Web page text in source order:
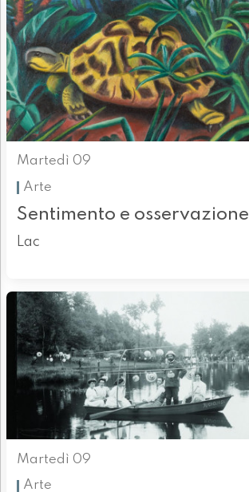
Martedì 09
Arte
Sentimento e osservazione
Lac
Martedì 09
Arte